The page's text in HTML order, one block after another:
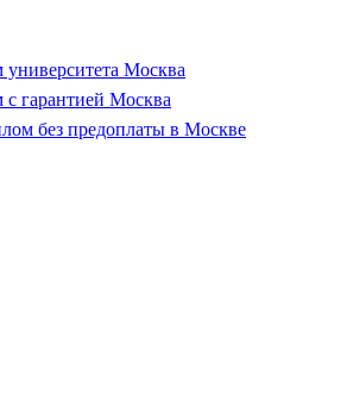
Москва
гарантией Москва
без предоплаты в Москве